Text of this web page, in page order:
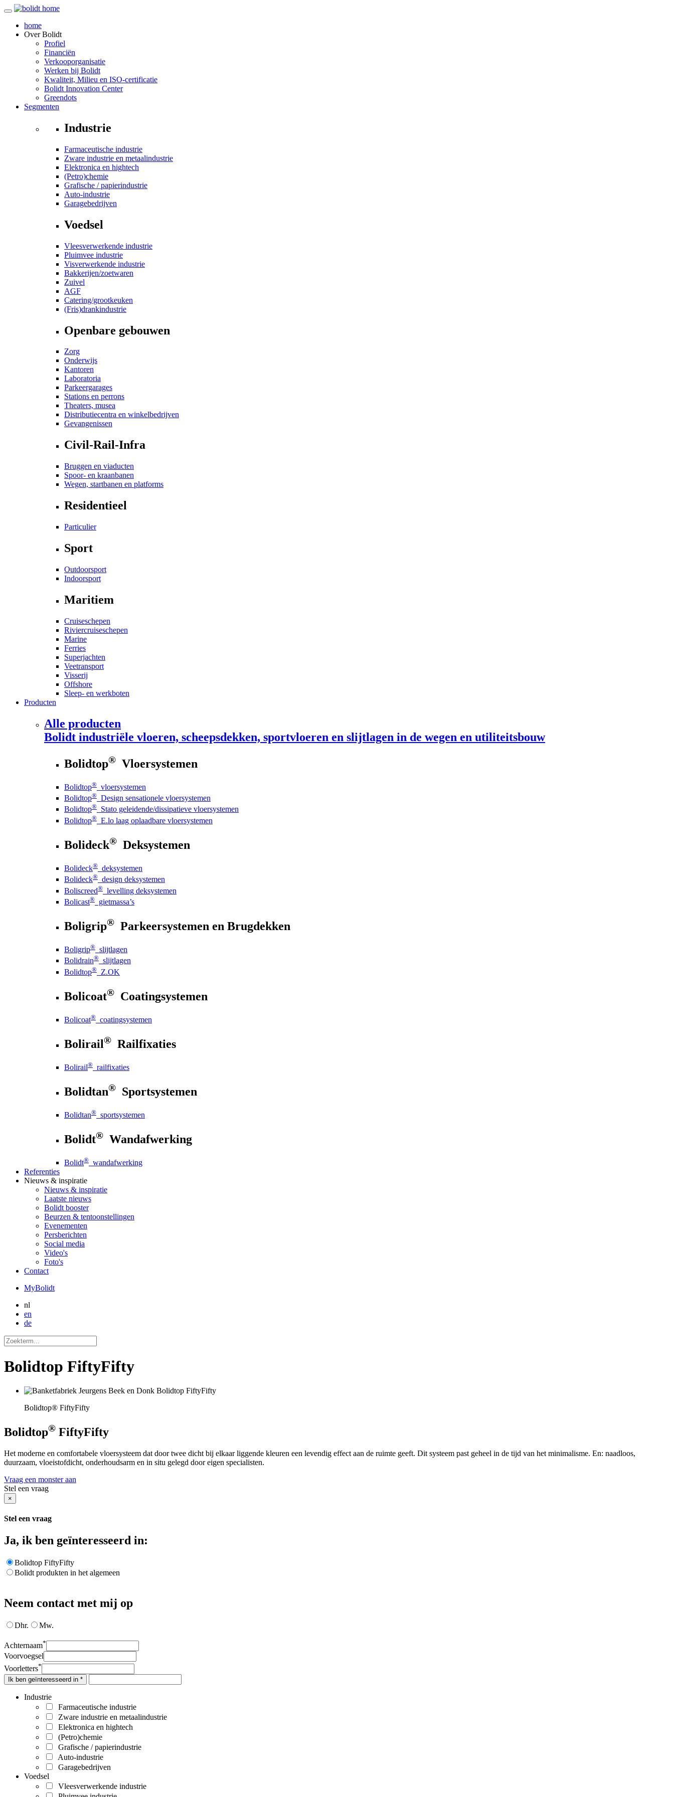
home
OverBolidt
Profiel
Financiën
Verkooporganisatie
Werken bij Bolidt
Kwaliteit, Milieu en ISO-certificatie
Bolidt Innovation Center
Greendots
Segmenten
Industrie
Farmaceutische industrie
Zware industrie en metaalindustrie
Elektronica en hightech
(Petro)chemie
Grafische / papierindustrie
Auto-industrie
Garagebedrijven
Voedsel
Vleesverwerkende industrie
Pluimvee industrie
Visverwerkende industrie
Bakkerijen/zoetwaren
Zuivel
AGF
Catering/grootkeuken
(Fris)drankindustrie
Openbare gebouwen
Zorg
Onderwijs
Kantoren
Laboratoria
Parkeergarages
Stations en perrons
Theaters, musea
Distributiecentra en winkelbedrijven
Gevangenissen
Civil-Rail-Infra
Bruggen en viaducten
Spoor- en kraanbanen
Wegen, startbanen en platforms
Residentieel
Particulier
Sport
Outdoorsport
Indoorsport
Maritiem
Cruiseschepen
Riviercruiseschepen
Marine
Ferries
Superjachten
Veetransport
Visserij
Offshore
Sleep- en werkboten
Producten
Alle producten
Bolidt industriële vloeren, scheepsdekken, sportvloeren en slijtlagen in de wegen en utiliteitsbouw
Bolidtop® Vloersystemen
Bolidtop® vloersystemen
Bolidtop® Design sensationele vloersystemen
Bolidtop® Stato geleidende/dissipatieve vloersystemen
Bolidtop® E.lo laag oplaadbare vloersystemen
Bolideck® Deksystemen
Bolideck® deksystemen
Bolideck® design deksystemen
Boliscreed® levelling deksystemen
Bolicast® gietmassa’s
Boligrip® Parkeersystemen en Brugdekken
Boligrip® slijtlagen
Bolidrain® slijtlagen
Bolidtop® Z.OK
Bolicoat® Coatingsystemen
Bolicoat® coatingsystemen
Bolirail® Railfixaties
Bolirail® railfixaties
Bolidtan® Sportsystemen
Bolidtan® sportsystemen
Bolidt® Wandafwerking
Bolidt® wandafwerking
Referenties
Nieuws & inspiratie
Nieuws & inspiratie
Laatste nieuws
Bolidt booster
Beurzen & tentoonstellingen
Evenementen
Persberichten
Social media
Video's
Foto's
Contact
MyBolidt
nl
en
de
Bolidtop FiftyFifty
Bolidtop® FiftyFifty
Bolidtop® FiftyFifty
Het moderne en comfortabele vloersysteem dat door twee dicht bij elkaar liggende kleuren een levendig effect aan de ruimte geeft. Dit systeem past geheel in de tijd van het minimalisme. En: naadloos,
duurzaam, vloeistofdicht, onderhoudsarm en in situ gelegd door eigen specialisten.
Vraag een monster aan
Stel een vraag
×
Stel een vraag
Ja, ik ben geïnteresseerd in:
Bolidtop FiftyFifty
Bolidt produkten in het algemeen
Neem contact met mij op
Dhr. Mw.
Achternaam*
Voorvoegsel
Voorletters*
Ik ben geïnteresseerd in *
Industrie
Farmaceutische industrie
Zware industrie en metaalindustrie
Elektronica en hightech
(Petro)chemie
Grafische / papierindustrie
Auto-industrie
Garagebedrijven
Voedsel
Vleesverwerkende industrie